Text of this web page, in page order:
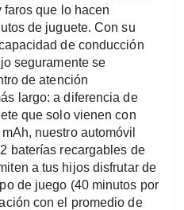
que lo hacen
de juguete. Con su
de conducción
seguramente se
de atención
largo: a diferencia de
que solo vienen con
nuestro automóvil
baterías recargables de
a tus hijos disfrutar de
de juego (40 minutos por
con el promedio de